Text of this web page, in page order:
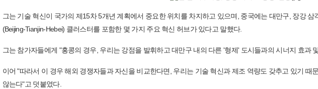
그는 기술 혁신이 국가의 제15차 5개년 계획에서 중요한 위치를 차지하고 있으며, 중국에는 대만구, 장강 삼
(Beijing-Tianjin-Hebei) 클러스터를 포함한 몇 가지 주요 혁신 허브가 있다고 말했다.
그는 참가자들에게 "홍콩의 경우, 우리는 강점을 발휘하고 대만구 내의 다른 '형제' 도시들과의 시너지 효과
이어 "따라서 이 경우 해외 경쟁자들과 자신을 비교한다면, 우리는 기술 혁신과 제조 역량도 갖추고 있기 때
않는다"고 덧붙였다.